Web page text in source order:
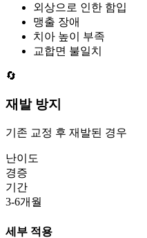
외상으로 인한 함입
맹출 장애
치아 높이 부족
교합면 불일치
🔄
재발 방지
기존 교정 후 재발된 경우
난이도
경증
기간
3-6개월
세부 적용